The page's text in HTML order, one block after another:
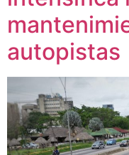
autopistas